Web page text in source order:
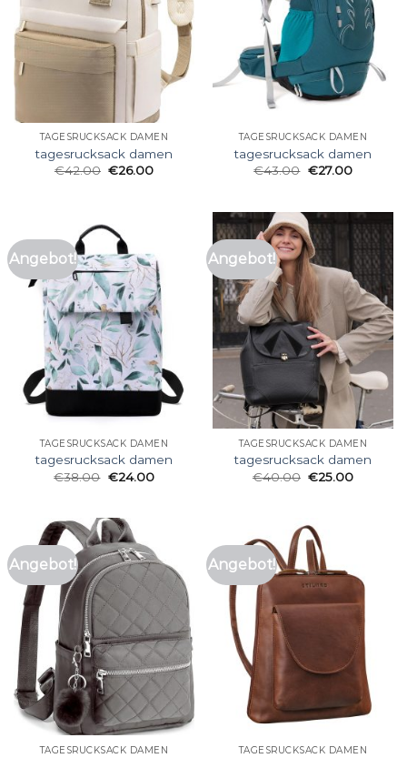
TAGESRUCKSACK DAMEN
tagesrucksack damen
€42.00 €26.00
TAGESRUCKSACK DAMEN
tagesrucksack damen
€43.00 €27.00
Angebot!
TAGESRUCKSACK DAMEN
tagesrucksack damen
€38.00 €24.00
Angebot!
TAGESRUCKSACK DAMEN
tagesrucksack damen
€40.00 €25.00
Angebot!
TAGESRUCKSACK DAMEN
Angebot!
TAGESRUCKSACK DAMEN